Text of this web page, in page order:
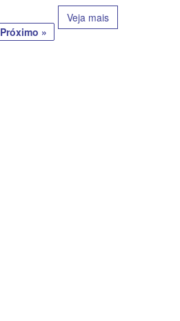
Veja mais
Próximo »